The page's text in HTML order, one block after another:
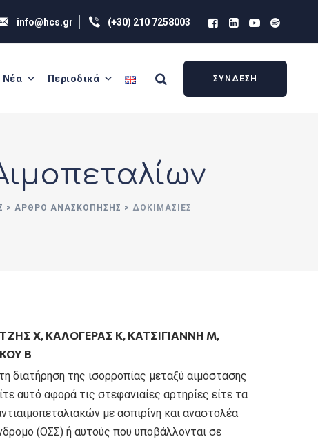
info@hcs.gr (+30) 210 7258003
Νέα Περιοδικά ΣΥΝΔΕΣΗ
> ΑΡΘΡΟ ΑΝΑΣΚΟΠΗΣΗΣ > ΔΟΚΙΜΑΣΊΕΣ
Χ, ΚΑΛΟΓΕΡΆΣ Κ, ΚΑΤΣΙΓΙΆΝΝΗ Μ,
Β
διατήρηση της ισορροπίας μεταξύ αιμόστασης
αυτό αφορά τις στεφανιαίες αρτηρίες είτε τα
με ασπιρίνη και αναστολέα
(ΟΣΣ) ή αυτούς που υποβάλλονται σε